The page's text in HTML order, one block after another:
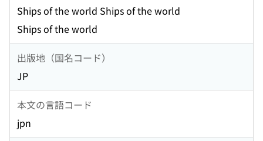
Ships of the world Ships of the world
Ships of the world
出版地（国名コード）
JP
本文の言語コード
jpn